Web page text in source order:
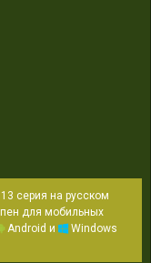
серия на русском
для мобильных
Android и
Windows